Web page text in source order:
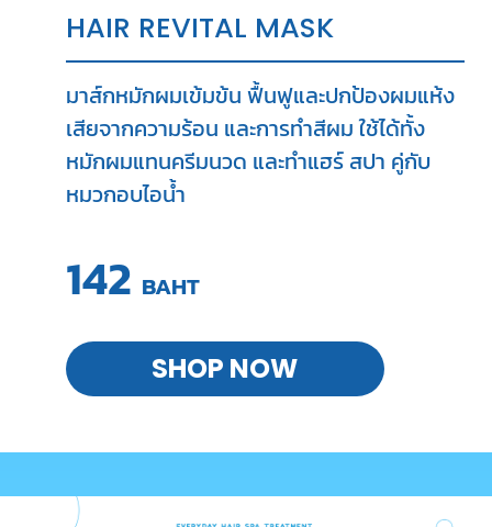
HAIR REVITAL MASK
มาส์กหมักผมเข้มข้น ฟื้นฟูและปกป้องผมแห้ง
เสียจากความร้อน และการทำสีผม ใช้ได้ทั้ง
หมักผมแทนครีมนวด และทำแฮร์ สปา คู่กับ
หมวกอบไอน้ำ
142 BAHT
SHOP NOW